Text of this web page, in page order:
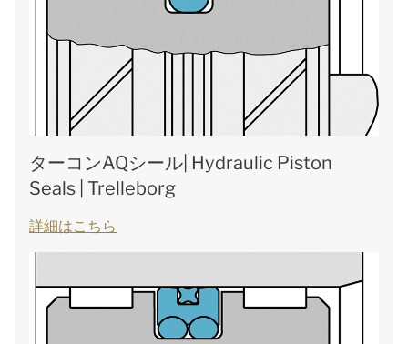
ターコンAQシール| Hydraulic Piston
Seals | Trelleborg
詳細はこちら